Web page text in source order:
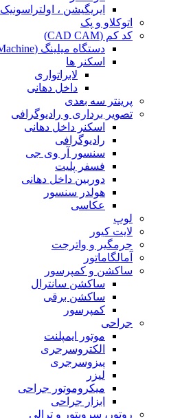
ایریگیشن ، اولتراسونیک
اتوکلاو و پک
کد کم (CAD CAM)
دستگاه میلینگ (Milling Machine)
اسکنر ها
لابراتواری
داخل دهانی
پرینتر سه بعدی
تصویر برداری و رادیوگرافی
اسکنر داخل دهانی
رادیوگرافی
سنسور آر وی جی
فسفر پلیت
دوربین داخل دهانی
هولدر سنسور
عکاسی
لوپ
لایت کیور
جرمگیر و واترجت
آمالگاماتور
ساکشن و کمپرسور
ساکشن سانترال
ساکشن برقی
کمپرسور
جراحی
موتور ایمپلنت
الکتروسرجری
پیزوسرجری
لیزر
میکروموتور جراحی
ابزار جراحی
روتور، سرویتور و ترالی